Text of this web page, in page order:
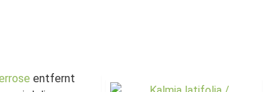
entfernt